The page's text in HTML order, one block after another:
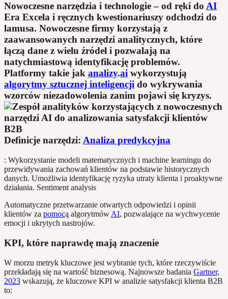
Nowoczesne narzędzia i technologie – od ręki do AI
Era Excela i ręcznych kwestionariuszy odchodzi do
lamusa. Nowoczesne firmy korzystają z
zaawansowanych narzędzi analitycznych, które
łączą dane z wielu źródeł i pozwalają na
natychmiastową identyfikację problemów.
Platformy takie jak analizy.ai wykorzystują
algorytmy sztucznej inteligencji do wykrywania
wzorców niezadowolenia zanim pojawi się kryzys.
Definicje narzędzi: Analiza predykcyjna
: Wykorzystanie modeli matematycznych i machine learningu do
przewidywania zachowań klientów na podstawie historycznych
danych. Umożliwia identyfikację ryzyka utraty klienta i proaktywne
działania. Sentiment analysis
Automatyczne przetwarzanie otwartych odpowiedzi i opinii
klientów za pomocą algorytmów AI, pozwalające na wychwycenie
emocji i ukrytych nastrojów.
KPI, które naprawdę mają znaczenie
W morzu metryk kluczowe jest wybranie tych, które rzeczywiście
przekładają się na wartość biznesową. Najnowsze badania Gartner,
2023 wskazują, że kluczowe KPI w analizie satysfakcji klienta B2B
to: